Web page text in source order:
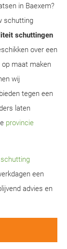
in Baexem?
schutting
schuttingen
over een
maat maken
wij
bieden tegen een
laten
provincie
schutting
een
advies en